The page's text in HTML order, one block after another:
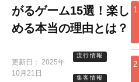
がるゲーム15選！楽し
める本当の理由とは？
更新日： 2025年
10月21日
流行情報
集客情報
1
2